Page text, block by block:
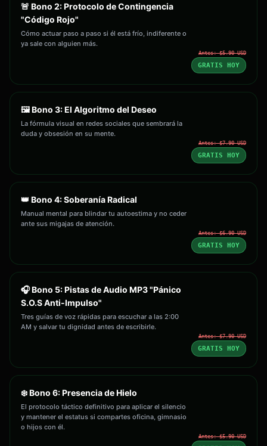
🚨 Bono 2: Protocolo de Contingencia
"Código Rojo"
Cómo actuar paso a paso si él está frío, indiferente o
ya sale con alguien más.
Antes: $5.90 USD
GRATIS HOY
🖼️ Bono 3: El Algoritmo del Deseo
La fórmula visual en redes sociales que sembrará la
duda y obsesión en su mente.
Antes: $7.90 USD
GRATIS HOY
👑 Bono 4: Soberanía Radical
Manual mental para blindar tu autoestima y no ceder
ante sus migajas de atención.
Antes: $6.90 USD
GRATIS HOY
🎧 Bono 5: Pistas de Audio MP3 "Pánico
S.O.S Anti-Impulso"
Tres guías de voz rápidas para escuchar a las 2:00
AM y salvar tu dignidad antes de escribirle.
Antes: $7.90 USD
GRATIS HOY
❄️ Bono 6: Presencia de Hielo
El protocolo táctico definitivo para aplicar el silencio
y mantener el estatus si compartes oficina, gimnasio
o hijos con él.
Antes: $5.90 USD